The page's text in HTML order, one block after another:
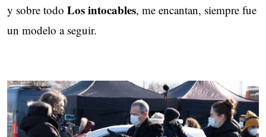
y sobre todo Los intocables, me encantan, siempre fue
un modelo a seguir.